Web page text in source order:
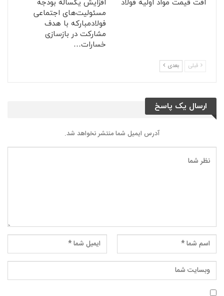
افت قیمت مواد اولیه فولاد
افزایش یکساله بودجه
مسئولیت‌های اجتماعی
فولادمبارکه با هدف
مشارکت در بازسازی
خسارات…
قبلی بعدی
ارسال یک پاسخ
آدرس ایمیل شما منتشر نخواهد شد.